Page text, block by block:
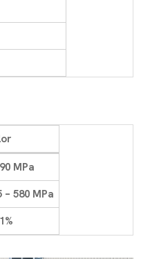
MPa
– 580 MPa